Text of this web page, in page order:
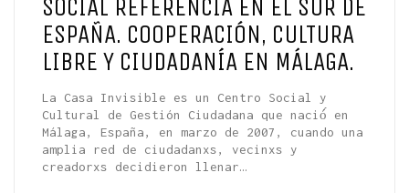
SOCIAL REFERENCIA EN EL SUR DE
ESPAÑA. COOPERACIÓN, CULTURA
LIBRE Y CIUDADANÍA EN MÁLAGA.
La Casa Invisible es un Centro Social y
Cultural de Gestión Ciudadana que nació́ en
Málaga, España, en marzo de 2007, cuando una
amplia red de ciudadanxs, vecinxs y
creadorxs decidieron llenar…